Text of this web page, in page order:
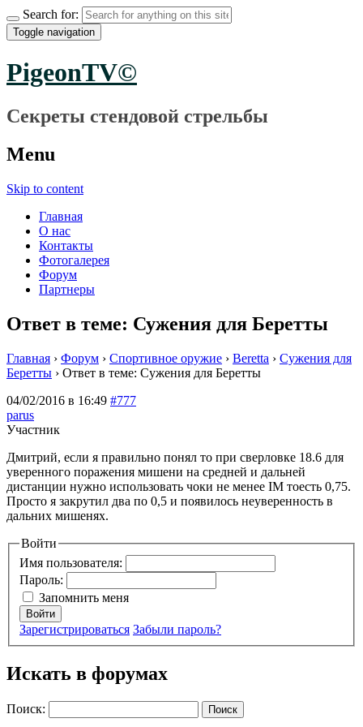
Search for:
Toggle navigation
PigeonTV©
Секреты стендовой стрельбы
Menu
Skip to content
Главная
О нас
Контакты
Фотогалерея
Форум
Партнеры
Ответ в теме: Сужения для Беретты
Главная › Форум › Спортивное оружие › Beretta › Сужения для
Беретты › Ответ в теме: Сужения для Беретты
04/02/2016 в 16:49 #777
parus
Участник
Дмитрий, если я правильно понял то при сверловке 18.6 для
уверенного поражения мишени на средней и дальней
дистанции нужно использовать чоки не менее IM тоесть 0,75.
Просто я закрутил два по 0,5 и появилось неуверенность в
дальних мишенях.
Войти
Имя пользователя:
Пароль:
Запомнить меня
Войти
Зарегистрироваться Забыли пароль?
Искать в форумах
Поиск: